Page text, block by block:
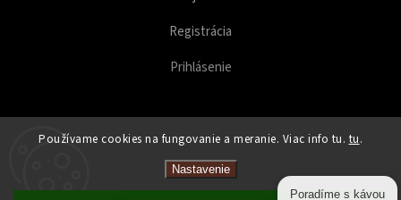
Používame cookies na fungovanie a meranie. Viac info tu. tu.
Nastavenie
Registrácia
Prihlásenie
Caffeitaliano. Všetky práva vyhradené.
Upraviť nastavenie cookies
Poradíme s kávou